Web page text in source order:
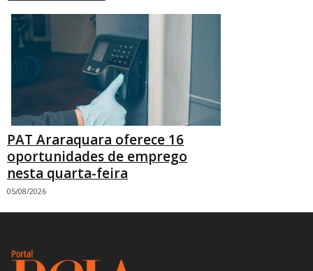
PAT Araraquara oferece 16
oportunidades de emprego
nesta quarta-feira
05/08/2026